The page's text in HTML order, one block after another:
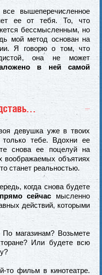
вышеперечисленное
ее от тебя. То, что
бессмысленным, но
мой метод основан на
Я говорю о том, что
она не может
в ней самой
девушка уже в твоих
тебе. Вдохни ее
снова ее поцелуй на
воображаемых объятиях
станет реальностью.
когда снова будете
прямо сейчас мысленно
действий, которыми
магазинам? Возьмете
Или будете всю
то фильм в кинотеатре.